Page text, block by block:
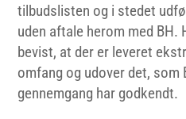
tilbudslisten og i stedet
uden aftale herom med BH.
bevist, at der er leveret
omfang og udover det, som
gennemgang har godkendt.